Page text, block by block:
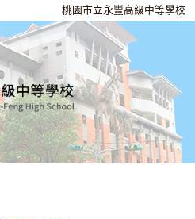
桃園市立永豐高級中等學校